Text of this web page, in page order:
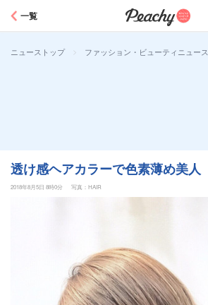
一覧
ニューストップ > ファッション・ビューティニュース
透け感ヘアカラーで色素薄め美人
2018年8月5日 8時0分 写真：HAIR